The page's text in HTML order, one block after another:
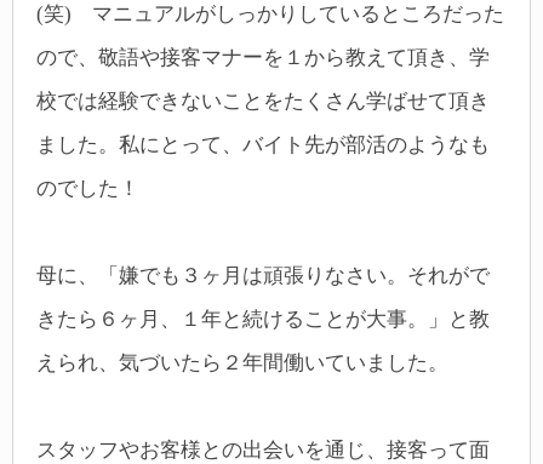
(笑) マニュアルがしっかりしているところだった
ので、敬語や接客マナーを１から教えて頂き、学
校では経験できないことをたくさん学ばせて頂き
ました。 私にとって、バイト先が部活のようなも
のでした！
母に、「嫌でも３ヶ月は頑張りなさい。それがで
きたら６ヶ月、１年と続けることが大事。」と教
えられ、気づいたら２年間働いていました。
スタッフやお客様との出会いを通じ、接客って面